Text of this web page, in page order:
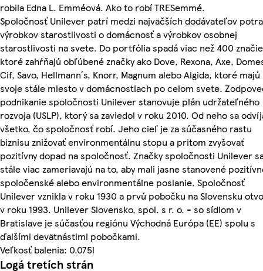
robila Edna L. Emméová. Ako to robí TRESemmé.
Spoločnosť Unilever patrí medzi najväčších dodávateľov
výrobkov starostlivosti o domácnosť a výrobkov osobnej
starostlivosti na svete. Do portfólia spadá viac než 400
ktoré zahŕňajú obľúbené značky ako Dove, Rexona, Axe,
Cif, Savo, Hellmann´s, Knorr, Magnum alebo Algida, ktoré majú
svoje stále miesto v domácnostiach po celom svete.
podnikanie spoločnosti Unilever stanovuje plán udržateľného
rozvoja (USLP), ktorý sa zaviedol v roku 2010. Od neho sa
všetko, čo spoločnosť robí. Jeho cieľ je za súčasného rastu
biznisu znižovať environmentálnu stopu a pritom zvyšovať
pozitívny dopad na spoločnosť. Značky spoločnosti Unilever
stále viac zameriavajú na to, aby mali jasne stanovené
spoločenské alebo environmentálne poslanie. Spoločnosť
Unilever vznikla v roku 1930 a prvú pobočku na Slovensku
v roku 1993. Unilever Slovensko, spol. s r. o. - so sídlom v
Bratislave je súčasťou regiónu Východná Európa (EE) spolu s
ďalšími devätnástimi pobočkami.
Veľkosť balenia: 0.075l
Logá tretích strán